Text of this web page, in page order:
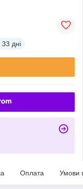
33 дні
Оплата Умови